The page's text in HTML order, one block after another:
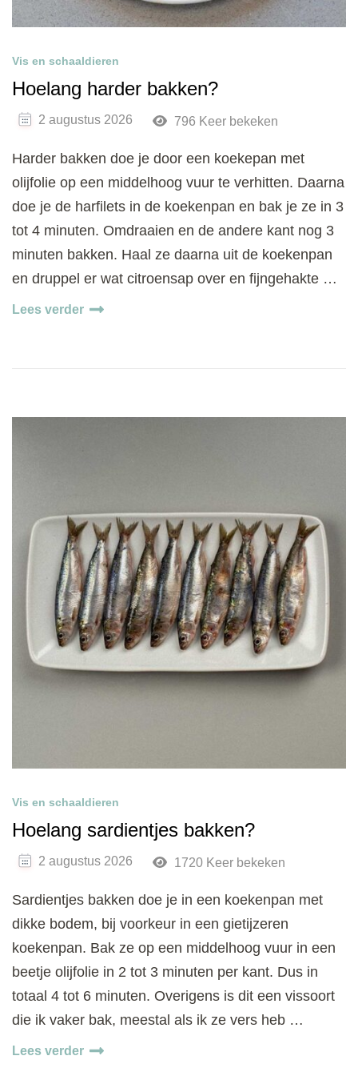
Vis en schaaldieren
Hoelang harder bakken?
2 augustus 2026 796 Keer bekeken
Harder bakken doe je door een koekepan met
olijfolie op een middelhoog vuur te verhitten. Daarna
doe je de harfilets in de koekenpan en bak je ze in 3
tot 4 minuten. Omdraaien en de andere kant nog 3
minuten bakken. Haal ze daarna uit de koekenpan
en druppel er wat citroensap over en fijngehakte …
Lees verder
Vis en schaaldieren
Hoelang sardientjes bakken?
2 augustus 2026 1720 Keer bekeken
Sardientjes bakken doe je in een koekenpan met
dikke bodem, bij voorkeur in een gietijzeren
koekenpan. Bak ze op een middelhoog vuur in een
beetje olijfolie in 2 tot 3 minuten per kant. Dus in
totaal 4 tot 6 minuten. Overigens is dit een vissoort
die ik vaker bak, meestal als ik ze vers heb …
Lees verder